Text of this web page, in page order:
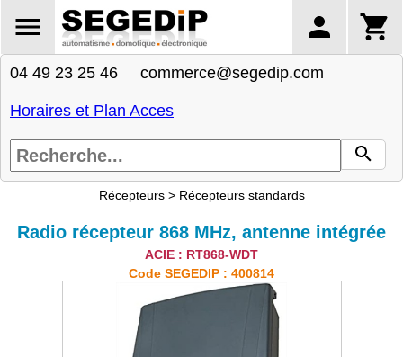
04 49 23 25 46 commerce@segedip.com
Horaires et Plan Acces
Récepteurs> Récepteurs standards
Radio récepteur 868 MHz, antenne intégrée
ACIE : RT868-WDT
Code SEGEDIP : 400814